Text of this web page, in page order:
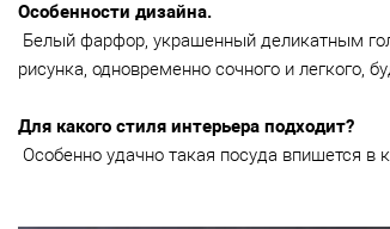
Особенности дизайна.
Белый фарфор, украшенный деликатным
рисунка, одновременно сочного и легкого,
Для какого стиля интерьера подходит?
Особенно удачно такая посуда впишется